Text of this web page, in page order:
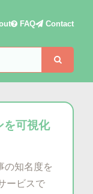
FAQ Contact
を可視化
の知名度を
ービスで